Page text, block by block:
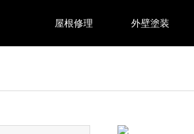
屋根修理 外壁塗装